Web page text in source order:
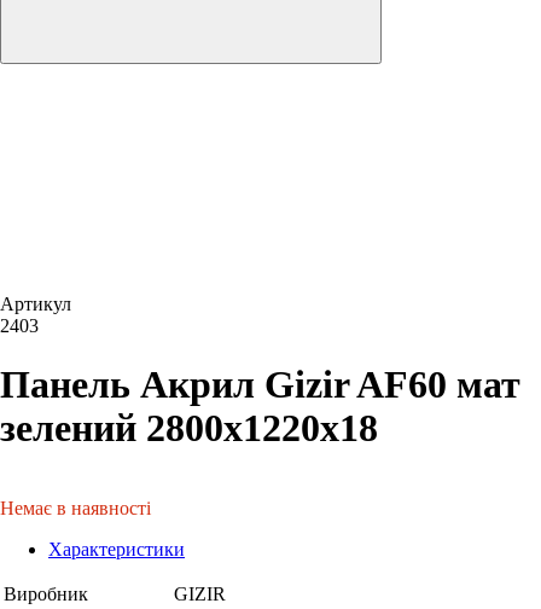
Артикул
2403
Панель Акрил Gizir AF60 мат
зелений 2800х1220х18
Немає в наявності
Характеристики
Виробник
GIZIR